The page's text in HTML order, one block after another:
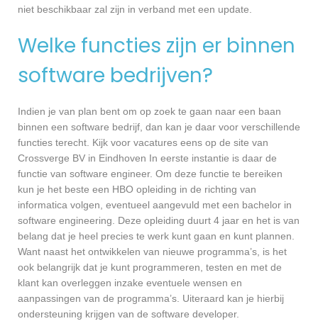
niet beschikbaar zal zijn in verband met een update.
Welke functies zijn er binnen
software bedrijven?
Indien je van plan bent om op zoek te gaan naar een baan
binnen een software bedrijf, dan kan je daar voor verschillende
functies terecht. Kijk voor vacatures eens op de site van
Crossverge BV in Eindhoven In eerste instantie is daar de
functie van software engineer. Om deze functie te bereiken
kun je het beste een HBO opleiding in de richting van
informatica volgen, eventueel aangevuld met een bachelor in
software engineering. Deze opleiding duurt 4 jaar en het is van
belang dat je heel precies te werk kunt gaan en kunt plannen.
Want naast het ontwikkelen van nieuwe programma’s, is het
ook belangrijk dat je kunt programmeren, testen en met de
klant kan overleggen inzake eventuele wensen en
aanpassingen van de programma’s. Uiteraard kan je hierbij
ondersteuning krijgen van de software developer.